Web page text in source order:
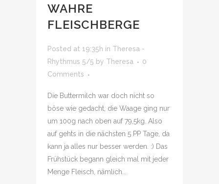
WAHRE
FLEISCHBERGE
Posted at 19:35h in Theresa -
Rhythmus 5/5 by Theresa
0
Comments
Die Buttermilch war doch nicht so
böse wie gedacht, die Waage ging nur
um 100g nach oben auf 79,5kg. Also
auf gehts in die nächsten 5 PP Tage, da
kann ja alles nur besser werden. :) Das
Frühstück begann gleich mal mit jeder
Menge Fleisch, nämlich...